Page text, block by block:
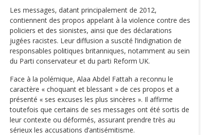
Les messages, datant principalement de 2012,
contiennent des propos appelant à la violence contre des
policiers et des sionistes, ainsi que des déclarations
jugées racistes. Leur diffusion a suscité l’indignation de
responsables politiques britanniques, notamment au sein
du Parti conservateur et du parti Reform UK.
Face à la polémique, Alaa Abdel Fattah a reconnu le
caractère « choquant et blessant » de ces propos et a
présenté « ses excuses les plus sincères ». Il affirme
toutefois que certains de ses messages ont été sortis de
leur contexte ou déformés, assurant prendre très au
sérieux les accusations d’antisémitisme.